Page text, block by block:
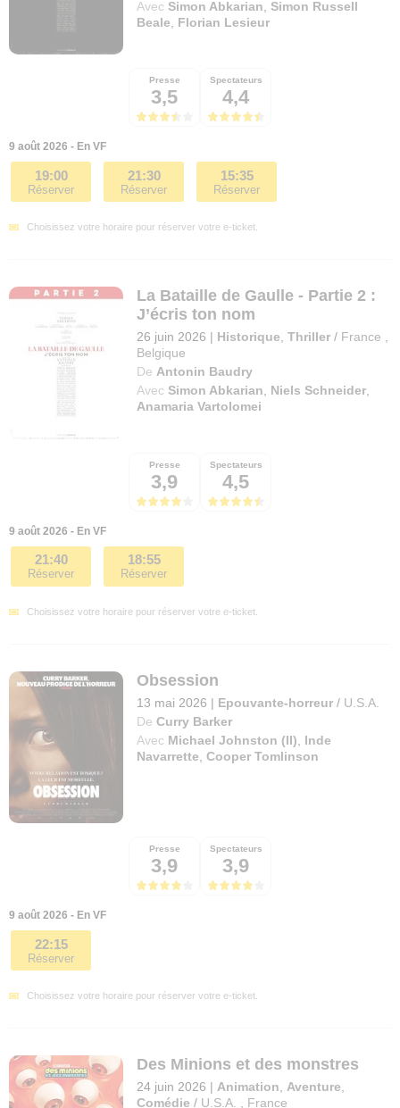
Avec Simon Abkarian ,Simon Russell
Beale
Florian Lesieur
Presse
3,5
Spectateurs
4,4
9 août 2026 - En VF
19:00
Réserver
21:30
Réserver
15:35
Réserver
Choisissez votre horaire pour réserver votre e-ticket.
La Bataille de Gaulle - Partie 2 :
J’écris ton nom
26 juin 2026 | Historique ,Thriller / France
Belgique
De Antonin Baudry
Avec Simon Abkarian Niels Schneider
Anamaria Vartolomei
Presse
3,9
Spectateurs
4,5
9 août 2026 - En VF
21:40
Réserver
18:55
Réserver
Choisissez votre horaire pour réserver votre e-ticket.
Obsession
13 mai 2026 | Epouvante-horreur / U.S.A.
De Curry Barker
Avec Michael Johnston (II)
Inde
Navarrette ,Cooper Tomlinson
Presse
3,9
Spectateurs
3,9
9 août 2026 - En VF
22:15
Réserver
Choisissez votre horaire pour réserver votre e-ticket.
Des Minions et des monstres
24 juin 2026 | Animation Aventure
Comédie / U.S.A. France